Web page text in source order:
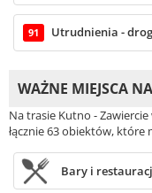
91 Utrudnienia -
WAŻNE MIEJSCA
Na trasie Kutno -
łącznie 63 obiektów, które
Bary i